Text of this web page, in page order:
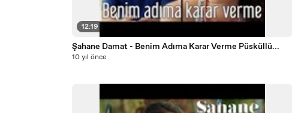
12:19
Şahane Damat - Benim Adıma Karar Verme Püsküllü...
10 yıl önce